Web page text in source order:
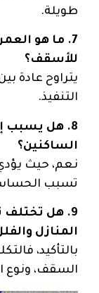
طويلة.
7. ما هو
للأسقف؟
التنفيذ.
8. هل يسبب
الساكنين؟
نعم، حيث
تسبب
9. هل تختلف
المنازل
بالتأكيد،
السقف، ونوع